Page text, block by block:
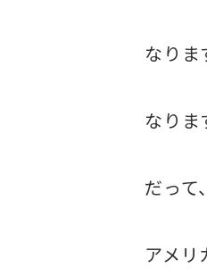
なりま
なりま
だって
アメリ